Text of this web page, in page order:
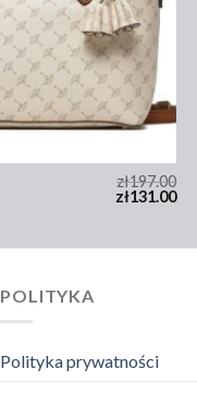
zł197.00
zł131.00
POLITYKA
Polityka prywatności